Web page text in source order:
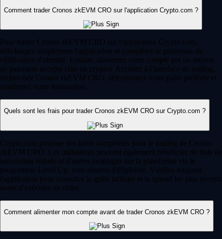
Comment trader Cronos zkEVM CRO sur l'application Crypto.com ?
Pour trader Cronos zkEVM CRO sur l'application Crypto.com,
téléchargez simplement l'application et complétez le processus de
vérification d'identité. Ensuite, alimentez votre compte par un moyen
de paiement accepté (fiat ou crypto). Accédez à l'interface de trading,
recherchez Cronos zkEVM CRO, sélectionnez votre paire préférée et
confirmez votre transaction.
Quels sont les frais pour trader Cronos zkEVM CRO sur Crypto.com ?
Crypto.com propose des tarifs compétitifs pour le trading de Cronos
zkEVM CRO. Les utilisateurs peuvent également bénéficier de frais de
transaction réduits et d'autres avantages sur la plateforme via le
programme Level Up, sous réserve d'éligibilité. Vérifiez toujours
l'application pour consulter la grille tarifaire et le spread les plus récents
avant d'exécuter un ordre.
Comment alimenter mon compte avant de trader Cronos zkEVM CRO ?